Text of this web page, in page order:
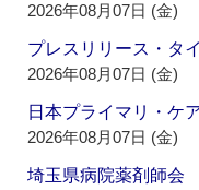
2026年08月07日 (金)
プレスリリース・タ
2026年08月07日 (金)
日本プライマリ・
2026年08月07日 (金)
埼玉県病院薬剤師